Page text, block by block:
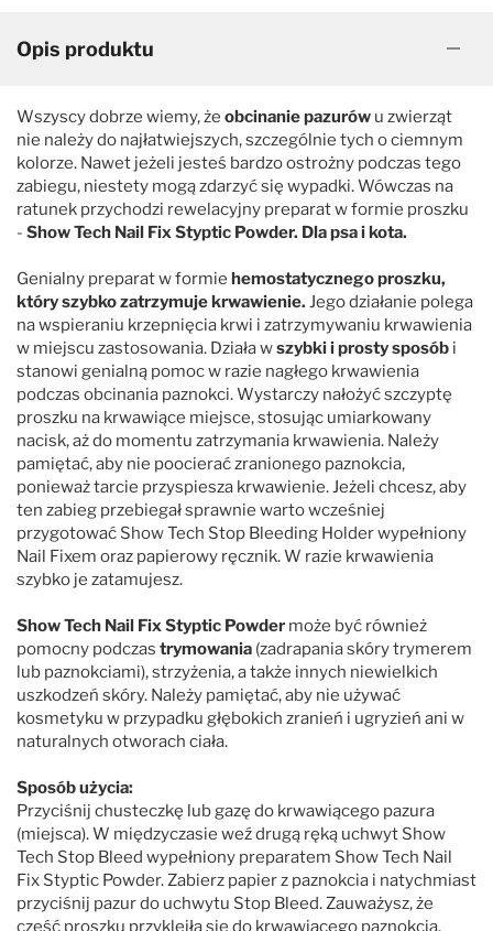
Uniwersalne
Zwiększające objętość
FluidoPet
Groom Professional
Groomer's Goop
Hyponic
iGroom
Jean Peau
K9 Competition
Mubo
Nature's Specialties
Petuxe
Pet Silk
Professional Pet Products
PSH
Show Tech
Opis produktu
Wszyscy dobrze wiemy, że obcinanie pazurów u zwierząt
nie należy do najłatwiejszych, szczególnie tych o ciemnym
kolorze. Nawet jeżeli jesteś bardzo ostrożny podczas tego
zabiegu, niestety mogą zdarzyć się wypadki. Wówczas na
ratunek przychodzi rewelacyjny preparat w formie proszku
- Show Tech Nail Fix Styptic Powder. Dla psa i kota.
Genialny preparat w formie hemostatycznego proszku,
któryszybko zatrzymuje krwawienie. Jego działanie polega
na wspieraniu krzepnięcia krwi i zatrzymywaniu krwawienia
w miejscu zastosowania. Działa wszybki i prosty sposób i
stanowi genialną pomoc w razie nagłego krwawienia
podczas obcinania paznokci. Wystarczy nałożyć szczyptę
proszku na krwawiące miejsce, stosując umiarkowany
nacisk, aż do momentu zatrzymania krwawienia. Należy
pamiętać, aby nie poocierać zranionego paznokcia,
ponieważ tarcie przyspiesza krwawienie. Jeżeli chcesz, aby
ten zabieg przebiegał sprawnie warto wcześniej
przygotować Show Tech Stop Bleeding Holder wypełniony
Nail Fixem oraz papierowy ręcznik. W razie krwawienia
szybko je zatamujesz.
Show Tech Nail Fix Styptic Powder może być również
pomocny podczas trymowania (zadrapania skóry trymerem
lub paznokciami), strzyżenia, a także innych niewielkich
uszkodzeń skóry. Należy pamiętać, aby nie używać
kosmetyku w przypadku głębokich zranień i ugryzień ani w
naturalnych otworach ciała.
Sposób użycia:
Przyciśnij chusteczkę lub gazę do krwawiącego pazura
(miejsca). W międzyczasie weź drugą ręką uchwyt Show
Tech Stop Bleed wypełniony preparatem Show Tech Nail
Fix Styptic Powder. Zabierz papier z paznokcia i natychmiast
przyciśnij pazur do uchwytu Stop Bleed. Zauważysz, że
część proszku przykleiła się do krwawiącego paznokcia.